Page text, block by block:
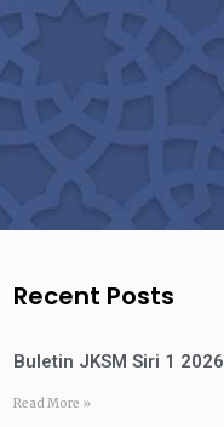
Recent Posts
Buletin JKSM Siri 1 2026
Read More »